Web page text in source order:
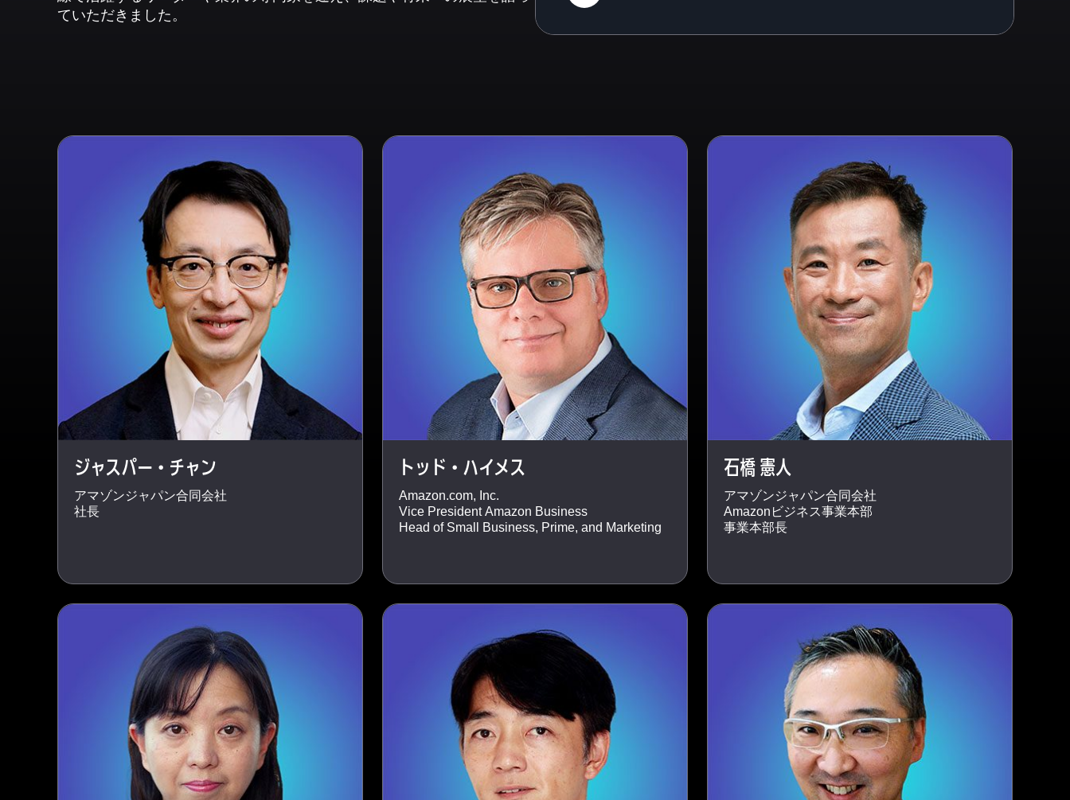
ていただきました。
ジャスパー・チャン
アマゾンジャパン合同会社
社長
トッド・ハイメス
Amazon.com, Inc.
Vice President Amazon Business
Head of Small Business, Prime, and Marketing
石橋 憲人
アマゾンジャパン合同会社
Amazonビジネス事業本部
事業本部長